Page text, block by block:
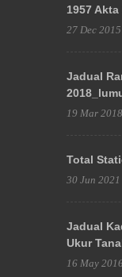
1957 Akta
27 Dec 2015
Jadual
19 Mar 2018
Total
30 Jun 2021
Jadual
Ukur
16 May 2016